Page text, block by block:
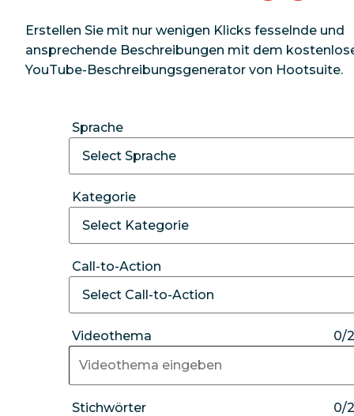
Erstellen Sie mit nur wenigen Klicks fesselnde und
ansprechende Beschreibungen mit dem
YouTube-Beschreibungsgenerator von Hootsuite.
Sprache
Kategorie
Call-to-Action
Videothema 0/
Stichwörter 0/